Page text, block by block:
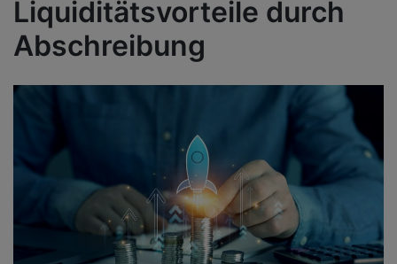
Liquiditätsvorteile durch
Abschreibung